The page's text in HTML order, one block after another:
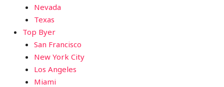
Nevada
Texas
Top Byer
San Francisco
New York City
Los Angeles
Miami